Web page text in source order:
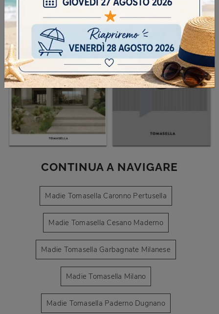
CONTINUA A NAVIGARE
Madie Tomasella Caronno Pertusella
Madie Tomasella Cesano Maderno
Madie Tomasella Garbagnate Milanese
Madie Tomasella Milano
Madie Tomasella Paderno Dugnano